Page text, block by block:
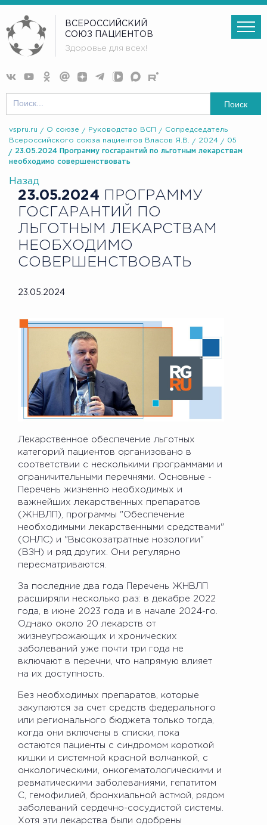
ВСЕРОССИЙСКИЙ
СОЮЗ ПАЦИЕНТОВ
Здоровье для всех!
Поиск
vspru.ru О союзе Руководство ВСП
Сопредседатель
Всероссийского союза пациентов Власов Я.В.
2024
05
23.05.2024 Программу госгарантий по льготным лекарствам
необходимо совершенствовать
Назад
23.05.2024 ПРОГРАММУ
ГОСГАРАНТИЙ ПО
ЛЬГОТНЫМ ЛЕКАРСТВАМ
НЕОБХОДИМО
СОВЕРШЕНСТВОВАТЬ
23.05.2024
Лекарственное обеспечение льготных
категорий пациентов организовано в
соответствии с несколькими программами и
ограничительными перечнями. Основные -
Перечень жизненно необходимых и
важнейших лекарственных препаратов
(ЖНВЛП), программы "Обеспечение
необходимыми лекарственными средствами"
(ОНЛС) и "Высокозатратные нозологии"
(ВЗН) и ряд других. Они регулярно
пересматриваются.
За последние два года Перечень ЖНВЛП
расширяли несколько раз: в декабре 2022
года, в июне 2023 года и в начале 2024-го.
Однако около 20 лекарств от
жизнеугрожающих и хронических
заболеваний уже почти три года не
включают в перечни, что напрямую влияет
на их доступность.
Без необходимых препаратов, которые
закупаются за счет средств федерального
или регионального бюджета только тогда,
когда они включены в списки, пока
остаются пациенты с синдромом короткой
кишки и системной красной волчанкой, с
онкологическими, онкогематологическими и
ревматическими заболеваниями, гепатитом
С, гемофилией, бронхиальной астмой, рядом
заболеваний сердечно-сосудистой системы.
Хотя эти лекарства были одобрены